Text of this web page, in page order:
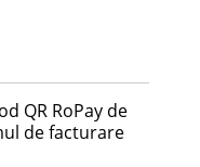
QR RoPay de
de facturare